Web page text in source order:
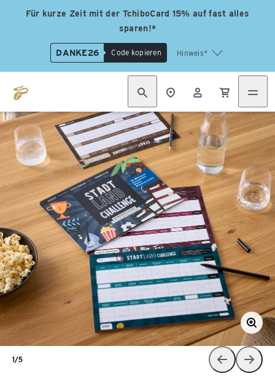
Für kurze Zeit mit der TchiboCard 15% auf fast alles
sparen!*
DANKE26 Code kopieren Hinweis*
1/5